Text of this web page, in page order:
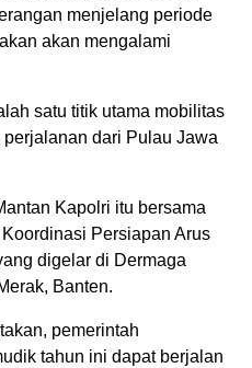
menjelang periode
akan mengalami
satu titik utama mobilitas
dari Pulau Jawa
Kapolri itu bersama
Persiapan Arus
digelar di Dermaga
Banten.
pemerintah
tahun ini dapat berjalan